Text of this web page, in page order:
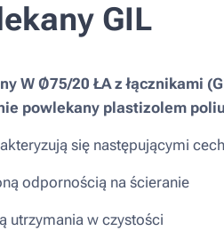
GIL
W Ø75/20 ŁA z łącznikami
powlekany plastizolem
się następującymi
odpornością na ścieranie
utrzymania w czystości